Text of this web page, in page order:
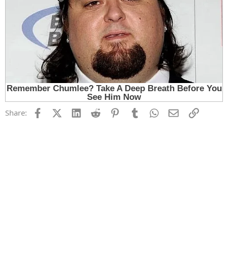
Share: FacebookX (Twitter)
LinkedInReddit PinterestTumblrWhatsApp
EmailLink